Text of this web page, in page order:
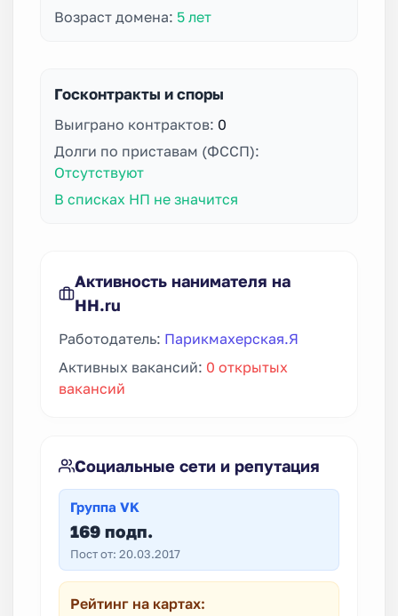
Возраст домена: 5 лет
Госконтракты и споры
Выиграно контрактов: 0
Долги по приставам (ФССП):
Отсутствуют
В списках НП не значится
Активность нанимателя на
HH.ru
Работодатель: Парикмахерская.Я
Активных вакансий: 0 открытых
вакансий
Социальные сети и репутация
Группа VK
169 подп.
Пост от: 20.03.2017
Рейтинг на картах: